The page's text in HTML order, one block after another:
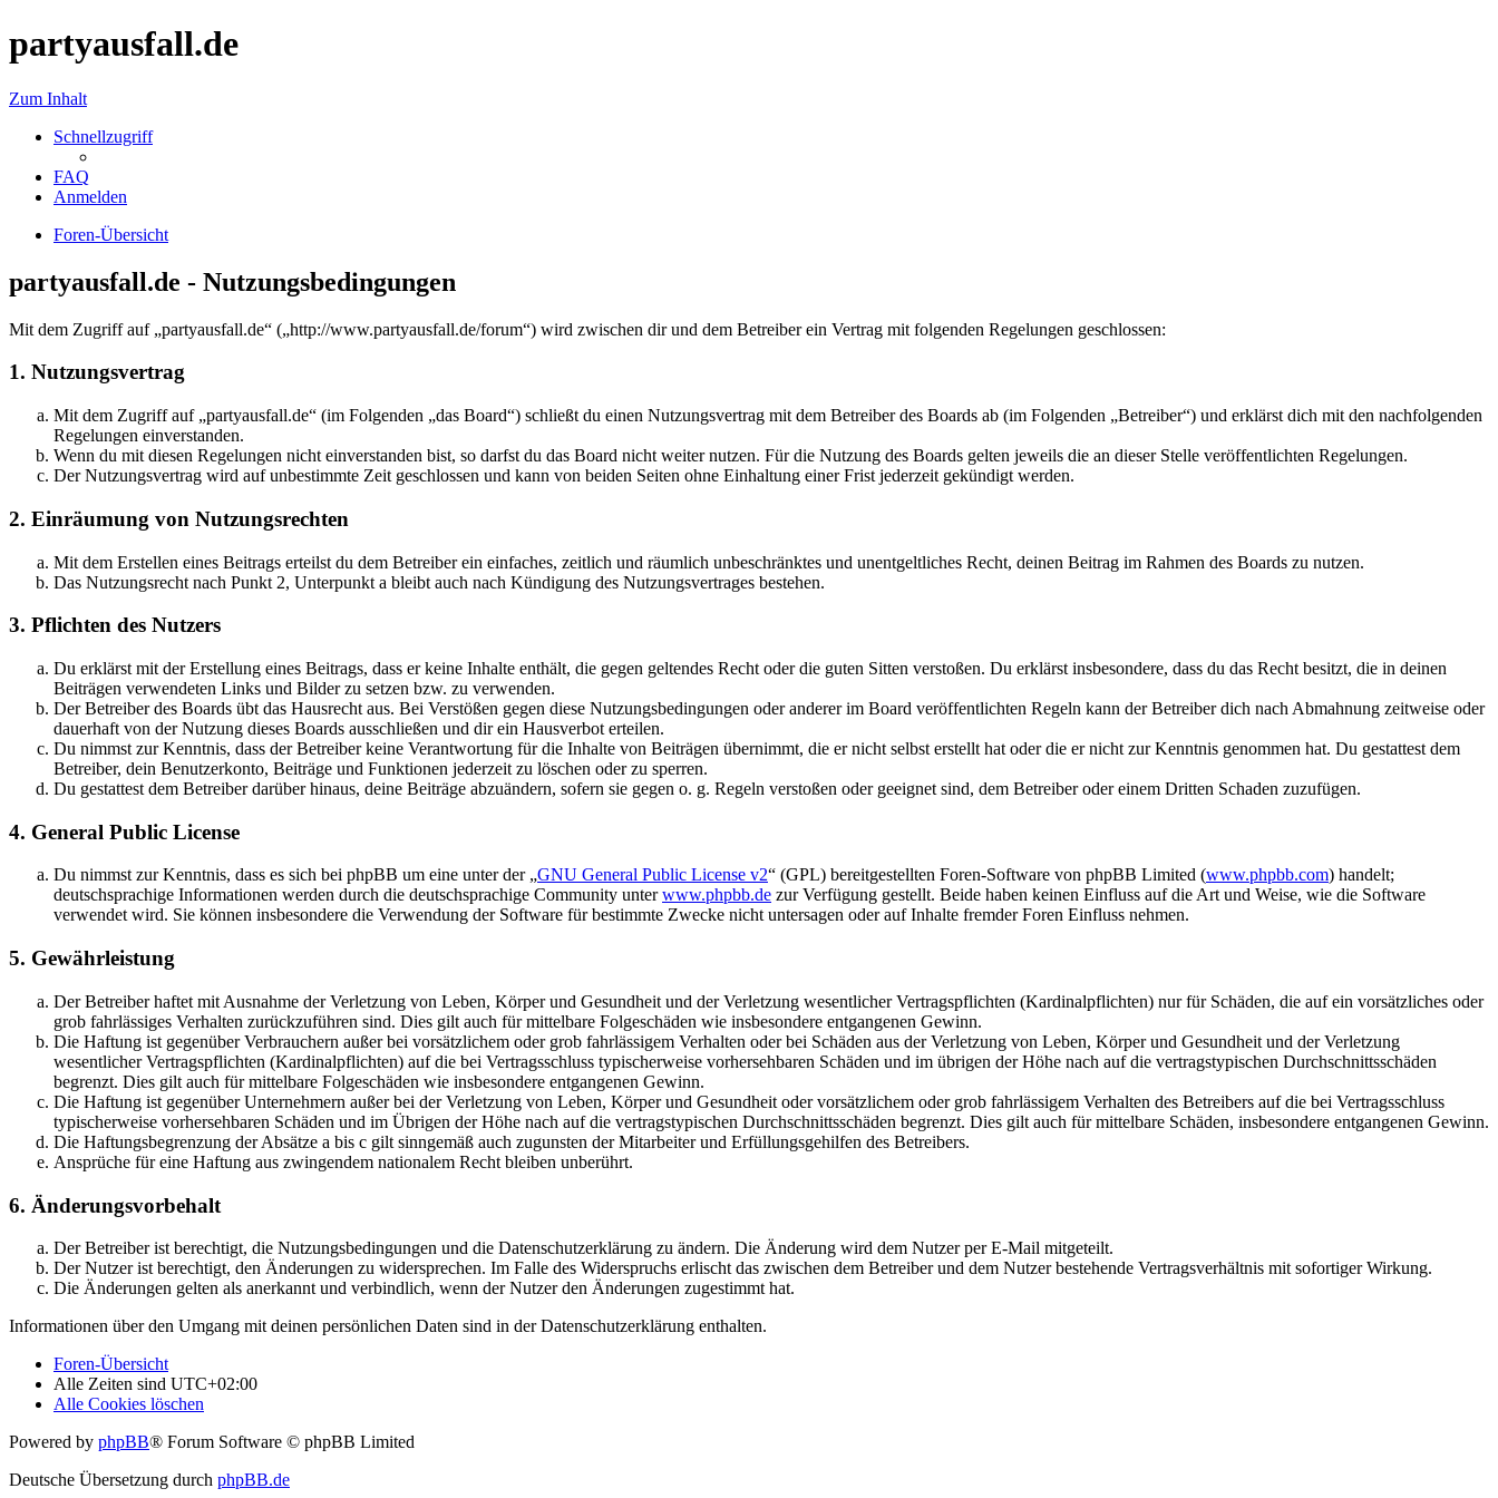
partyausfall.de
Zum Inhalt
Schnellzugriff
FAQ
Anmelden
Foren-Übersicht
partyausfall.de - Nutzungsbedingungen
Mit dem Zugriff auf „partyausfall.de“ („http://www.partyausfall.de/forum“) wird zwischen dir und dem Betreiber ein Vertrag mit folgenden Regelungen geschlossen:
1. Nutzungsvertrag
Mit dem Zugriff auf „partyausfall.de“ (im Folgenden „das Board“) schließt du einen Nutzungsvertrag mit dem Betreiber des Boards ab (im Folgenden „Betreiber“) und erklärst dich mit den nachfolgenden
Regelungen einverstanden.
Wenn du mit diesen Regelungen nicht einverstanden bist, so darfst du das Board nicht weiter nutzen. Für die Nutzung des Boards gelten jeweils die an dieser Stelle veröffentlichten Regelungen.
Der Nutzungsvertrag wird auf unbestimmte Zeit geschlossen und kann von beiden Seiten ohne Einhaltung einer Frist jederzeit gekündigt werden.
2. Einräumung von Nutzungsrechten
Mit dem Erstellen eines Beitrags erteilst du dem Betreiber ein einfaches, zeitlich und räumlich unbeschränktes und unentgeltliches Recht, deinen Beitrag im Rahmen des Boards zu nutzen.
Das Nutzungsrecht nach Punkt 2, Unterpunkt a bleibt auch nach Kündigung des Nutzungsvertrages bestehen.
3. Pflichten des Nutzers
Du erklärst mit der Erstellung eines Beitrags, dass er keine Inhalte enthält, die gegen geltendes Recht oder die guten Sitten verstoßen. Du erklärst insbesondere, dass du das Recht besitzt, die in deinen
Beiträgen verwendeten Links und Bilder zu setzen bzw. zu verwenden.
Der Betreiber des Boards übt das Hausrecht aus. Bei Verstößen gegen diese Nutzungsbedingungen oder anderer im Board veröffentlichten Regeln kann der Betreiber dich nach Abmahnung zeitweise oder
dauerhaft von der Nutzung dieses Boards ausschließen und dir ein Hausverbot erteilen.
Du nimmst zur Kenntnis, dass der Betreiber keine Verantwortung für die Inhalte von Beiträgen übernimmt, die er nicht selbst erstellt hat oder die er nicht zur Kenntnis genommen hat. Du gestattest dem
Betreiber, dein Benutzerkonto, Beiträge und Funktionen jederzeit zu löschen oder zu sperren.
Du gestattest dem Betreiber darüber hinaus, deine Beiträge abzuändern, sofern sie gegen o. g. Regeln verstoßen oder geeignet sind, dem Betreiber oder einem Dritten Schaden zuzufügen.
4. General Public License
Du nimmst zur Kenntnis, dass es sich bei phpBB um eine unter der „GNU General Public License v2“ (GPL) bereitgestellten Foren-Software von phpBB Limited (www.phpbb.com) handelt;
deutschsprachige Informationen werden durch die deutschsprachige Community unterwww.phpbb.de zur Verfügung gestellt. Beide haben keinen Einfluss auf die Art und Weise, wie die Software
verwendet wird. Sie können insbesondere die Verwendung der Software für bestimmte Zwecke nicht untersagen oder auf Inhalte fremder Foren Einfluss nehmen.
5. Gewährleistung
Der Betreiber haftet mit Ausnahme der Verletzung von Leben, Körper und Gesundheit und der Verletzung wesentlicher Vertragspflichten (Kardinalpflichten) nur für Schäden, die auf ein vorsätzliches oder
grob fahrlässiges Verhalten zurückzuführen sind. Dies gilt auch für mittelbare Folgeschäden wie insbesondere entgangenen Gewinn.
Die Haftung ist gegenüber Verbrauchern außer bei vorsätzlichem oder grob fahrlässigem Verhalten oder bei Schäden aus der Verletzung von Leben, Körper und Gesundheit und der Verletzung
wesentlicher Vertragspflichten (Kardinalpflichten) auf die bei Vertragsschluss typischerweise vorhersehbaren Schäden und im übrigen der Höhe nach auf die vertragstypischen Durchschnittsschäden
begrenzt. Dies gilt auch für mittelbare Folgeschäden wie insbesondere entgangenen Gewinn.
Die Haftung ist gegenüber Unternehmern außer bei der Verletzung von Leben, Körper und Gesundheit oder vorsätzlichem oder grob fahrlässigem Verhalten des Betreibers auf die bei Vertragsschluss
typischerweise vorhersehbaren Schäden und im Übrigen der Höhe nach auf die vertragstypischen Durchschnittsschäden begrenzt. Dies gilt auch für mittelbare Schäden, insbesondere entgangenen Gewinn.
Die Haftungsbegrenzung der Absätze a bis c gilt sinngemäß auch zugunsten der Mitarbeiter und Erfüllungsgehilfen des Betreibers.
Ansprüche für eine Haftung aus zwingendem nationalem Recht bleiben unberührt.
6. Änderungsvorbehalt
Der Betreiber ist berechtigt, die Nutzungsbedingungen und die Datenschutzerklärung zu ändern. Die Änderung wird dem Nutzer per E-Mail mitgeteilt.
Der Nutzer ist berechtigt, den Änderungen zu widersprechen. Im Falle des Widerspruchs erlischt das zwischen dem Betreiber und dem Nutzer bestehende Vertragsverhältnis mit sofortiger Wirkung.
Die Änderungen gelten als anerkannt und verbindlich, wenn der Nutzer den Änderungen zugestimmt hat.
Informationen über den Umgang mit deinen persönlichen Daten sind in der Datenschutzerklärung enthalten.
Foren-Übersicht
Alle Zeiten sind UTC+02:00
Alle Cookies löschen
Powered by phpBB® Forum Software © phpBB Limited
Deutsche Übersetzung durch phpBB.de